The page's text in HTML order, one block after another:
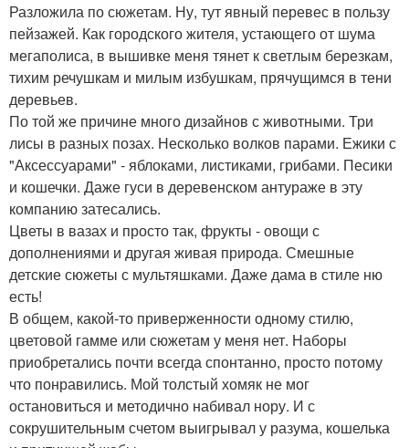
Разложила по сюжетам. Ну, тут явный перевес в пользу
пейзажей. Как городского жителя, устающего от шума
мегаполиса, в вышивке меня тянет к светлым березкам,
тихим речушкам и милым избушкам, прячущимся в тени
деревьев.
По той же причине много дизайнов с животными. Три
лисы в разных позах. Несколько волков парами. Ежики с
"Аксессуарами" - яблоками, листиками, грибами. Песики
и кошечки. Даже гуси в деревенском антураже в эту
компанию затесались.
Цветы в вазах и просто так, фрукты - овощи с
дополнениями и другая живая природа. Смешные
детские сюжеты с мультяшками. Даже дама в стиле ню
есть!
В общем, какой-то приверженности одному стилю,
цветовой гамме или сюжетам у меня нет. Наборы
приобретались почти всегда спонтанно, просто потому
что понравились. Мой толстый хомяк не мог
остановиться и методично набивал нору. И с
сокрушительным счетом выигрывал у разума, кошелька